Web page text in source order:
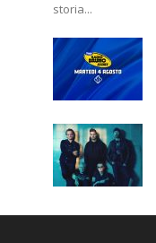
storia...